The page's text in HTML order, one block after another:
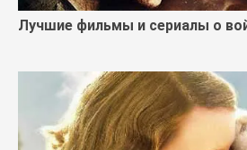
Лучшие фильмы и сериалы о